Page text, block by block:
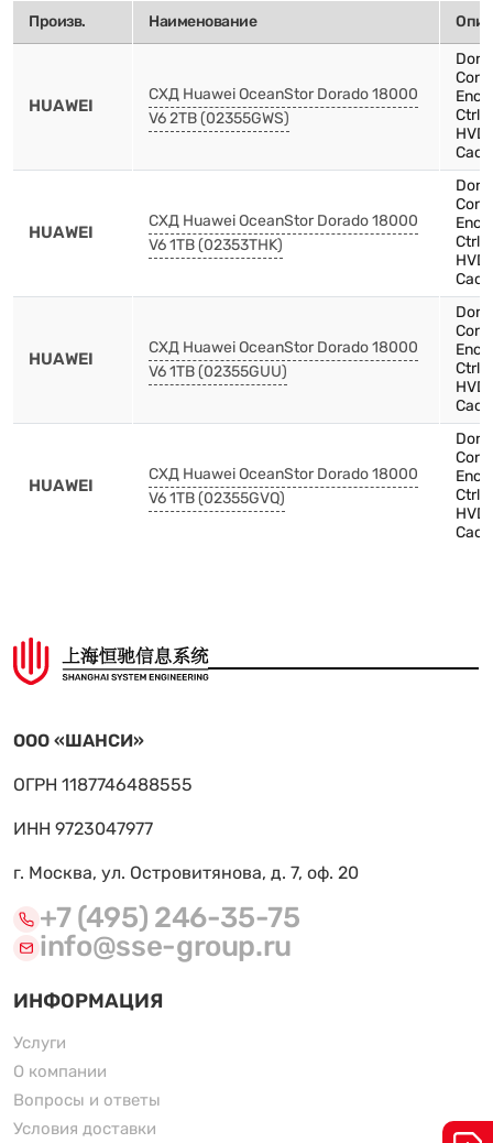
Произв. Наименование
HUAWEI
СХД Huawei OceanStor Dorado 18000
V6 2TB (02355GWS)
HUAWEI
СХД Huawei OceanStor Dorado 18000
V6 1TB (02353THK)
HUAWEI
СХД Huawei OceanStor Dorado 18000
V6 1TB (02355GUU)
HUAWEI
СХД Huawei OceanStor Dorado 18000
V6 1TB (02355GVQ)
ООО «ШАНСИ»
ОГРН 1187746488555
ИНН 9723047977
г. Москва, ул. Островитянова, д. 7, оф. 20
+7 (495) 246-35-75
info@sse-group.ru
ИНФОРМАЦИЯ
Услуги
О компании
Вопросы и ответы
Условия доставки